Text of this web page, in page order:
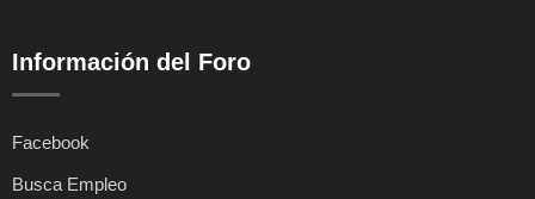
Información del Foro
Facebook
Busca Empleo